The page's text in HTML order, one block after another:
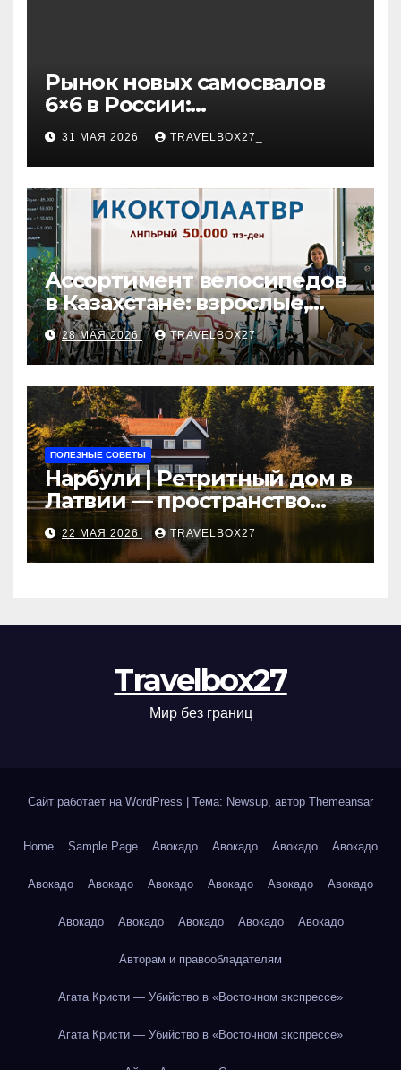
Рынок новых самосвалов
6×6 в России:
характеристики и цены
31 МАЯ 2026 TRAVELBOX27_
Ассортимент велосипедов
в Казахстане: взрослые,
детские и городские
модели, ценовые
категории и варианты
рассрочки
28 МАЯ 2026 TRAVELBOX27_
ПОЛЕЗНЫЕ СОВЕТЫ
Нарбули | Ретритный дом в
Латвии — пространство
для саморазвития и
восстановления
22 МАЯ 2026 TRAVELBOX27_
Travelbox27
Мир без границ
Сайт работает на WordPress Тема: Newsup, автор Themeansar
Home Sample Page Авокадо Авокадо Авокадо Авокадо
Авокадо Авокадо Авокадо Авокадо Авокадо Авокадо
Авокадо Авокадо Авокадо Авокадо Авокадо
Авторам и правообладателям
Агата Кристи — Убийство в «Восточном экспрессе»
Агата Кристи — Убийство в «Восточном экспрессе»